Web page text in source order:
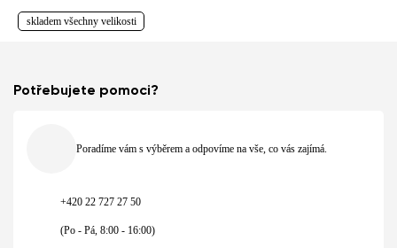
skladem všechny velikosti
Potřebujete pomoci?
Poradíme vám s výběrem a odpovíme na vše, co vás zajímá.
+420 22 727 27 50
(Po - Pá, 8:00 - 16:00)